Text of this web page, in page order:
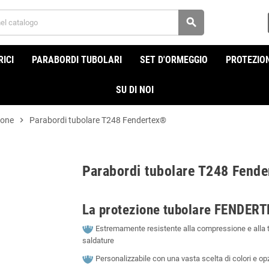
search
PARABORDI TUBOLARI SET D'ORMEGGIO
SU DI NOI
chevron_right Parabordi tubolare T248 Fendertex®
Parabordi tubolare T248
La protezione tubolare
Estremamente resistente alla compressione e
saldature
Personalizzabile con una vasta scelta di colori e